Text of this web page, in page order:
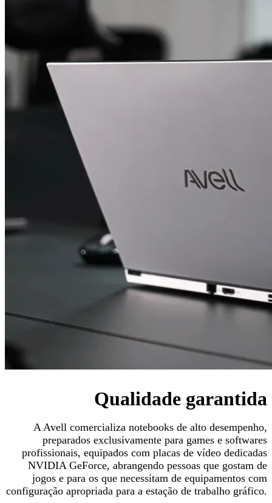
Qualidade garantida
A Avell comercializa notebooks de alto desempenho,
preparados exclusivamente para games e softwares
profissionais, equipados com placas de vídeo dedicadas
NVIDIA GeForce, abrangendo pessoas que gostam de
jogos e para os que necessitam de equipamentos com
configuração apropriada para a estação de trabalho gráfico.